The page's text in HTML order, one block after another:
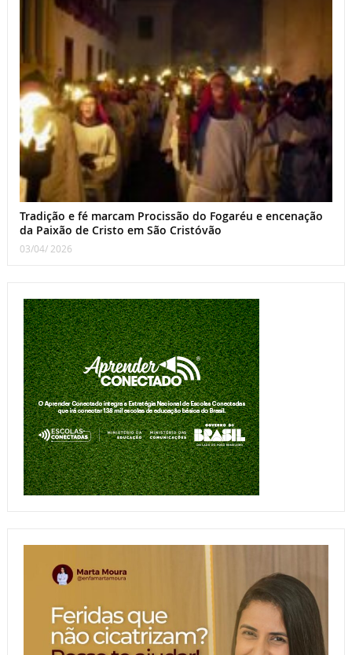
Tradição e fé marcam Procissão do Fogaréu e encenação
da Paixão de Cristo em São Cristóvão
03/04/ 2026